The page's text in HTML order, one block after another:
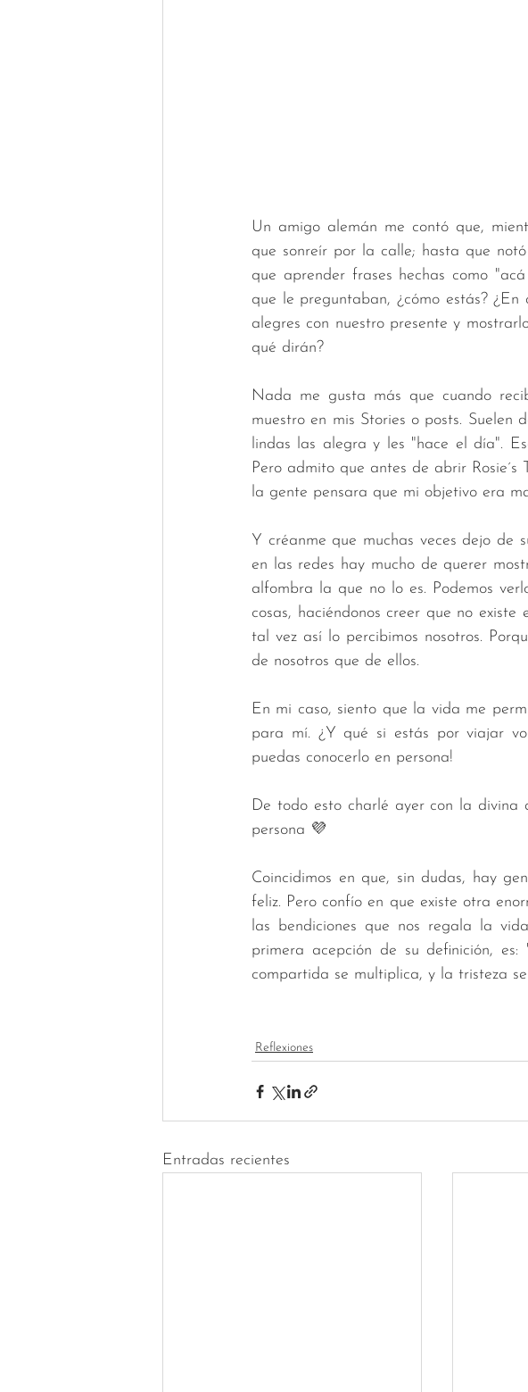
Un amigo alemán me contó que,
que sonreír por la calle; hasta que
que aprender frases hechas como
que le preguntaban, ¿cómo estás?
alegres con nuestro presente y
qué dirán?
Nada me gusta más que cuando
muestro en mis Stories o posts. Suelen
lindas las alegra y les "hace el día".
Pero admito que antes de abrir
la gente pensara que mi objetivo era
Y créanme que muchas veces dejo de
en las redes hay mucho de querer
alfombra la que no lo es. Podemos
cosas, haciéndonos creer que no
tal vez así lo percibimos nosotros.
de nosotros que de ellos.
En mi caso, siento que la vida me
para mí. ¿Y qué si estás por viajar
puedas conocerlo en persona!
De todo esto charlé ayer con la divina
persona 💜
Coincidimos en que, sin dudas, hay
feliz. Pero confío en que existe otra
las bendiciones que nos regala la
primera acepción de su definición,
compartida se multiplica, y la tristeza
Reflexiones
Entradas recientes